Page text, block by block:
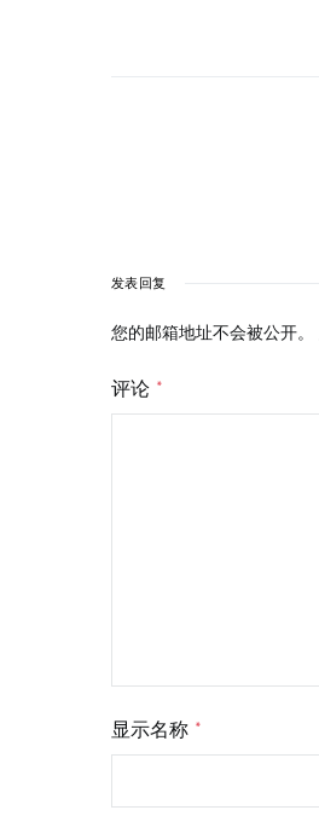
发表回复
您的邮箱地址不会被公开。
评论 *
显示名称 *